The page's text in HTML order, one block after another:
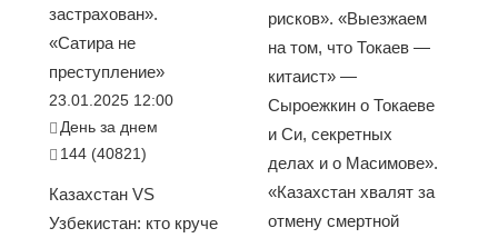
застрахован».
«Сатира не
преступление»
23.01.2025 12:00
День за днем
144 (40821)
Казахстан VS
Узбекистан: кто круче
рисков». «Выезжаем
на том, что Токаев —
китаист» —
Сыроежкин о Токаеве
и Си, секретных
делах и о Масимове».
«Казахстан хвалят за
отмену смертной